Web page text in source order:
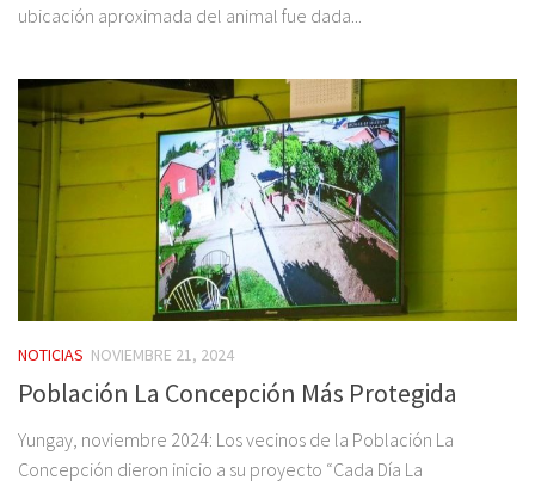
ubicación aproximada del animal fue dada...
NOTICIAS NOVIEMBRE 21, 2024
Población La Concepción Más Protegida
Yungay, noviembre 2024: Los vecinos de la Población La
Concepción dieron inicio a su proyecto “Cada Día La